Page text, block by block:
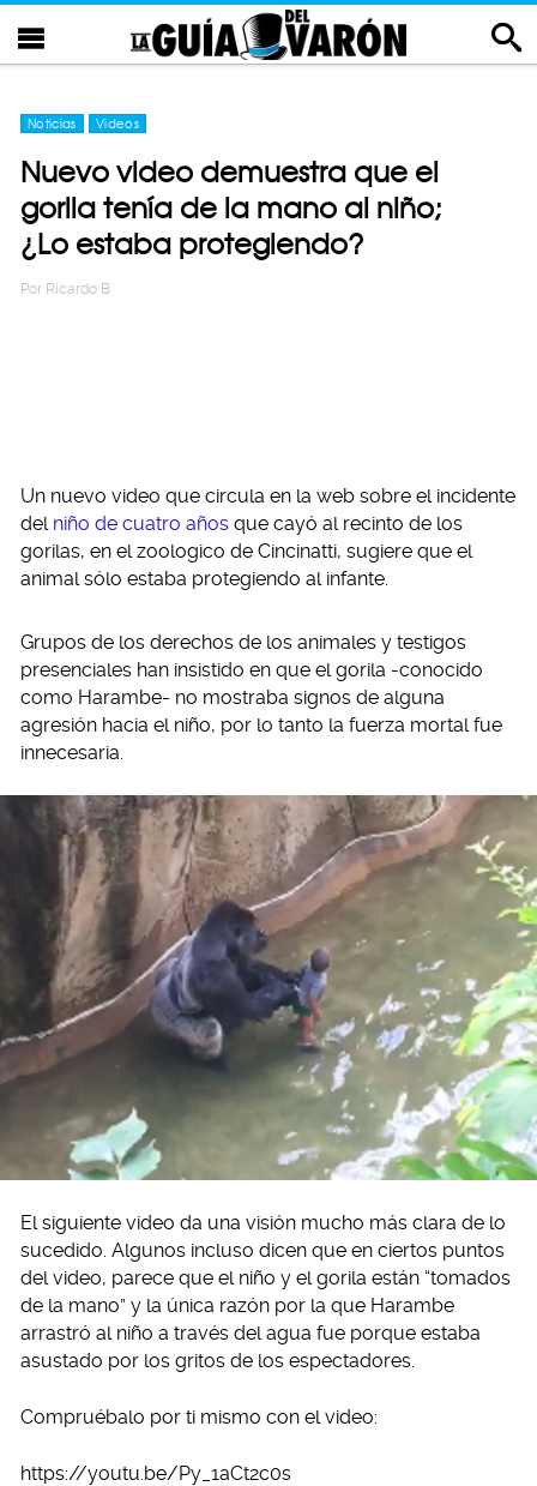
Noticias Videos
Nuevo video demuestra que el
gorila tenía de la mano al niño;
¿Lo estaba protegiendo?
Por Ricardo B
Un nuevo video que circula en la web sobre el incidente
del niño de cuatro años que cayó al recinto de los
gorilas, en el zoologico de Cincinatti, sugiere que el
animal sólo estaba protegiendo al infante.
Grupos de los derechos de los animales y testigos
presenciales han insistido en que el gorila -conocido
como Harambe- no mostraba signos de alguna
agresión hacia el niño, por lo tanto la fuerza mortal fue
innecesaria.
El siguiente video da una visión mucho más clara de lo
sucedido. Algunos incluso dicen que en ciertos puntos
del video, parece que el niño y el gorila están “tomados
de la mano” y la única razón por la que Harambe
arrastró al niño a través del agua fue porque estaba
asustado por los gritos de los espectadores.
Compruébalo por ti mismo con el video:
https://youtu.be/Py_1aCt2c0s